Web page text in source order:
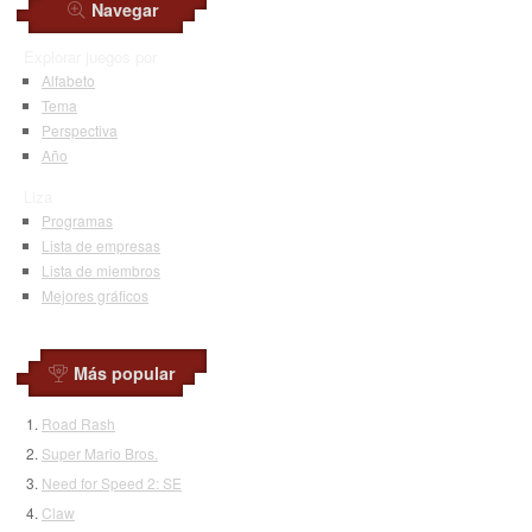
Navegar
Alfabeto
Tema
Perspectiva
Año
Programas
Lista de empresas
Lista de miembros
Mejores gráficos
Más popular
Road Rash
Super Mario Bros.
Need for Speed 2: SE
Claw